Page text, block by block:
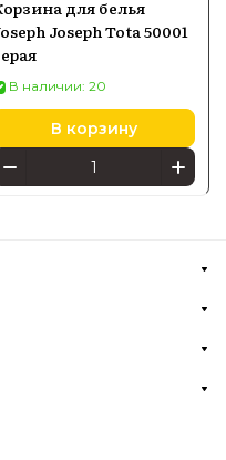
для белья
Joseph Tota 50001
В наличии: 20
В корзину